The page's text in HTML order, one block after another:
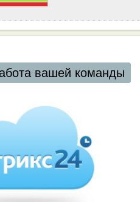
и кафе